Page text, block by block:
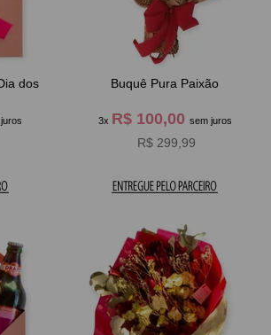
Buquê Pura Paixão
3x R$ 100,00 sem juros
R$ 299,99